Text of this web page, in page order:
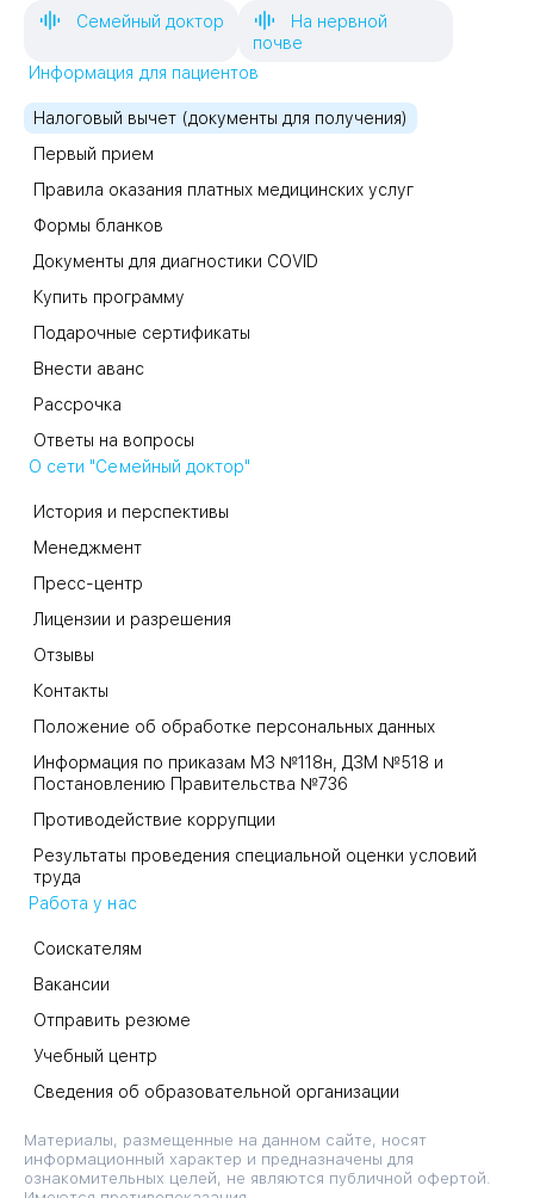
Семейный доктор
На нервной
почве
Информация для пациентов
Налоговый вычет (документы для получения)
Первый прием
Правила оказания платных медицинских услуг
Формы бланков
Документы для диагностики COVID
Купить программу
Подарочные сертификаты
Внести аванс
Рассрочка
Ответы на вопросы
О сети "Семейный доктор"
История и перспективы
Менеджмент
Пресс-центр
Лицензии и разрешения
Отзывы
Контакты
Положение об обработке персональных данных
Информация по приказам МЗ №118н, ДЗМ №518 и
Постановлению Правительства №736
Противодействие коррупции
Результаты проведения специальной оценки условий
труда
Работа у нас
Соискателям
Вакансии
Отправить резюме
Учебный центр
Сведения об образовательной организации
Материалы, размещенные на данном сайте, носят
информационный характер и предназначены для
ознакомительных целей, не являются публичной офертой.